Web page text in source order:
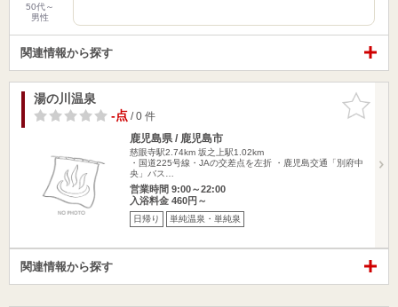
50代～
男性
関連情報から探す
お気に入
りに追加
湯の川温泉
-点/ 0 件
鹿児島県 / 鹿児島市
慈眼寺駅2.74km 坂之上駅1.02km
・国道225号線・JAの交差点を左折 ・鹿児島交通「別府中
央」バス…
営業時間 9:00～22:00
入浴料金 460円～
日帰り 単純温泉・単純泉
関連情報から探す